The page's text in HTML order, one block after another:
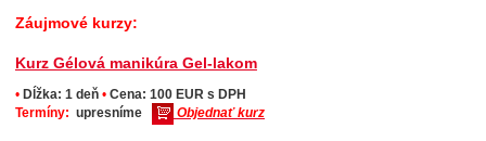
Záujmové kurzy:
Kurz Gélová manikúra Gel-lakom
• Dĺžka: 1 deň • Cena: 100 EUR s DPH
Termíny: upresníme Objednať kurz